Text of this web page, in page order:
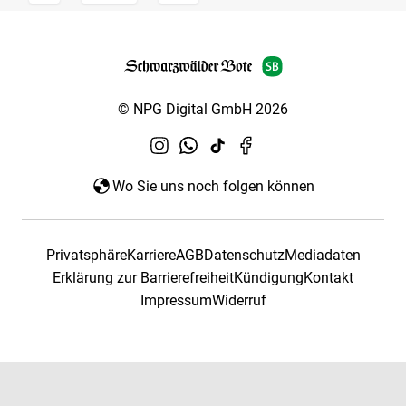
© NPG Digital GmbH 2026
Wo Sie uns noch folgen können
PrivatsphäreKarriereAGBDatenschutzMediadaten
Erklärung zur BarrierefreiheitKündigungKontakt
ImpressumWiderruf